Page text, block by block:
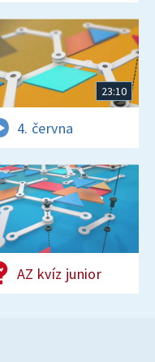
23:10
4. června
AZ kvíz junior